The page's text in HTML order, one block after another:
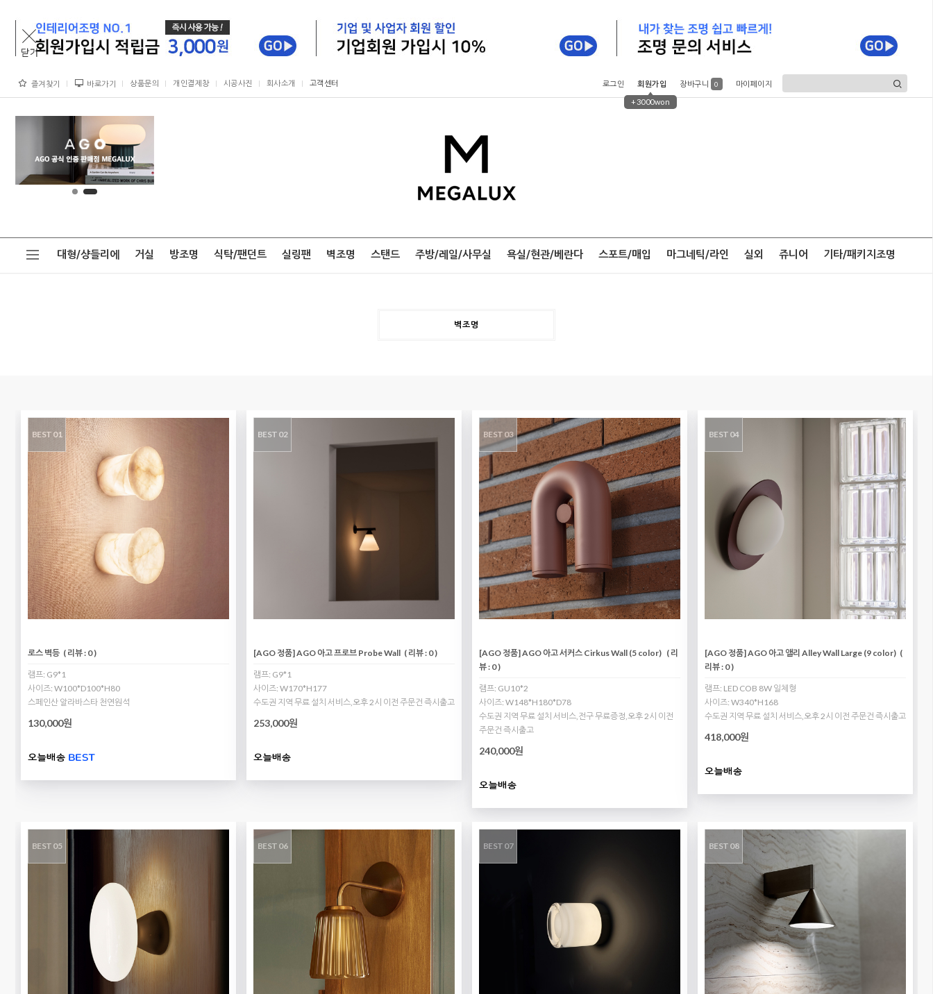
즐겨찾기 바로가기 상품문의 개인결제창 시공사진 회사소개 고객센터 로그인
회원가입
+3000won
장바구니 0 마이페이지
대형/샹들리에 거실 방조명 식탁/팬던트 실링팬 벽조명 스탠드 주방/레일/사무실 욕실/현관/베란다 스포트/매입 마그네틱/라인 실외 쥬니어 기타/패키지조명
벽조명
BEST 01
로스 벽등 ( 리뷰 : 0 )
램프: G9*1
사이즈: W100*D100*H80
스페인산 알라바스타 천연원석
130,000원
BEST 02
[AGO 정품] AGO 아고 프로브 Probe Wall ( 리뷰 : 0 )
램프: G9*1
사이즈: W170*H177
수도권 지역 무료 설치 서비스,오후 2시 이전 주문건 즉시출고
253,000원
BEST 03
[AGO 정품] AGO 아고 서커스 Cirkus Wall (5 color) ( 리
뷰 : 0 )
램프: GU10*2
사이즈: W148*H180*D78
수도권 지역 무료 설치 서비스,전구 무료증정,오후 2시 이전
주문건 즉시출고
240,000원
BEST 04
[AGO 정품] AGO 아고 앨리 Alley Wall Large (9 color) (
리뷰 : 0 )
램프: LED COB 8W 일체형
사이즈: W340*H168
수도권 지역 무료 설치 서비스,오후 2시 이전 주문건 즉시출고
418,000원
BEST 05 BEST 06 BEST 07 BEST 08